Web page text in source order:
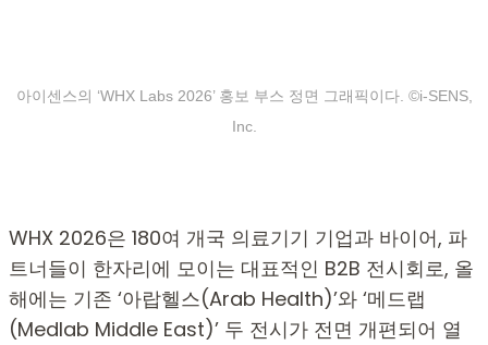
아이센스의 ‘WHX Labs 2026’ 홍보 부스 정면 그래픽이다. ©i-SENS,
Inc.
WHX 2026은 180여 개국 의료기기 기업과 바이어, 파
트너들이 한자리에 모이는 대표적인 B2B 전시회로, 올
해에는 기존 ‘아랍헬스(Arab Health)’와 ‘메드랩
(Medlab Middle East)’ 두 전시가 전면 개편되어 열